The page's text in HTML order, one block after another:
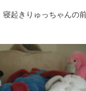
起きりゅっちゃんの